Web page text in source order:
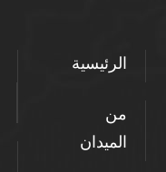
الرئيسية
من
الميدان